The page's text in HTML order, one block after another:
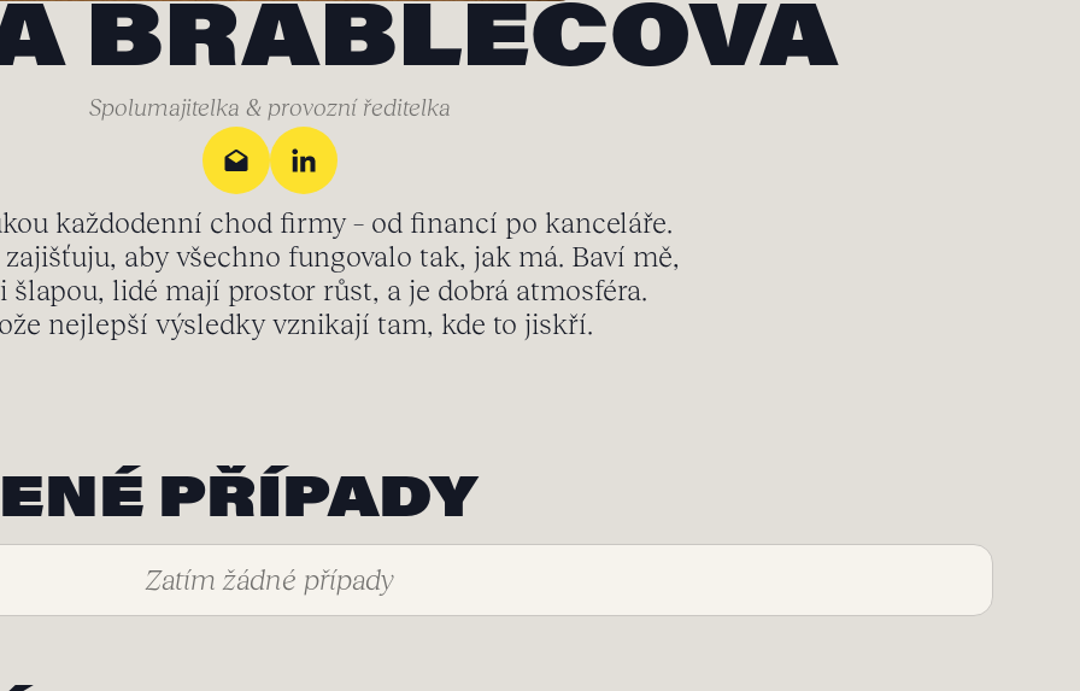
BRABLECOVÁ
Spolumajitelka & provozní ředitelka
každodenní chod firmy – od financí po kanceláře.
zajišťuju, aby všechno fungovalo tak, jak má. Baví mě,
šlapou, lidé mají prostor růst, a je dobrá atmosféra.
nejlepší výsledky vznikají tam, kde to jiskří.
PŘÍPADY
Zatím žádné případy